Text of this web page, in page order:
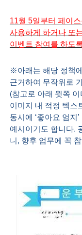
11월 5일부터 페이
사용하게 하거나 또
이벤트 참여를 하도
※아래는 해당 정책
근거하여 무작위로
(참고로 아래 윗쪽
이미지 내 적정 텍스
동시에 ‘좋아요 엄지
예시이기도 합니다.
니 , 향후 업무에 꼭